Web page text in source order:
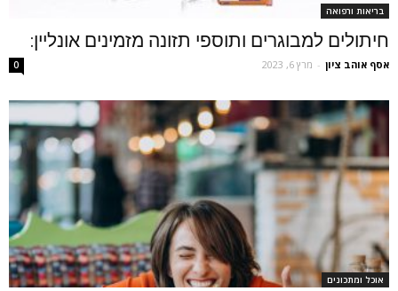
בריאות ורפואה
חיתולים למבוגרים ותוספי תזונה מזמינים אונליין:
אסף אוהב ציון - מרץ 6, 2023 0
אוכל ומתכונים